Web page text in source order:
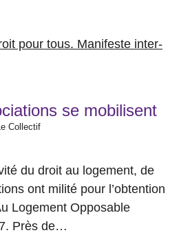
se mobilisent
Collectif
du droit au logement, de
ont milité pour l’obtention
Logement Opposable
Près de…